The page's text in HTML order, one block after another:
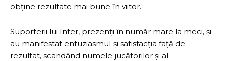
obține rezultate mai bune în viitor.
Suporterii lui Inter, prezenți în număr mare la meci, și-
au manifestat entuziasmul și satisfacția față de
rezultat, scandând numele jucătorilor și al